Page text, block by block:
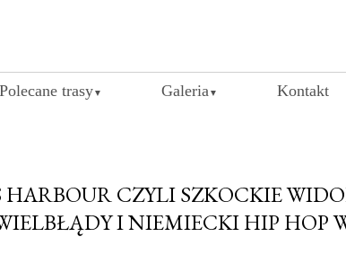
Polecane trasy▼ Galeria▼ Kontakt
CZYLI SZKOCKIE
I NIEMIECKI HIP HOP